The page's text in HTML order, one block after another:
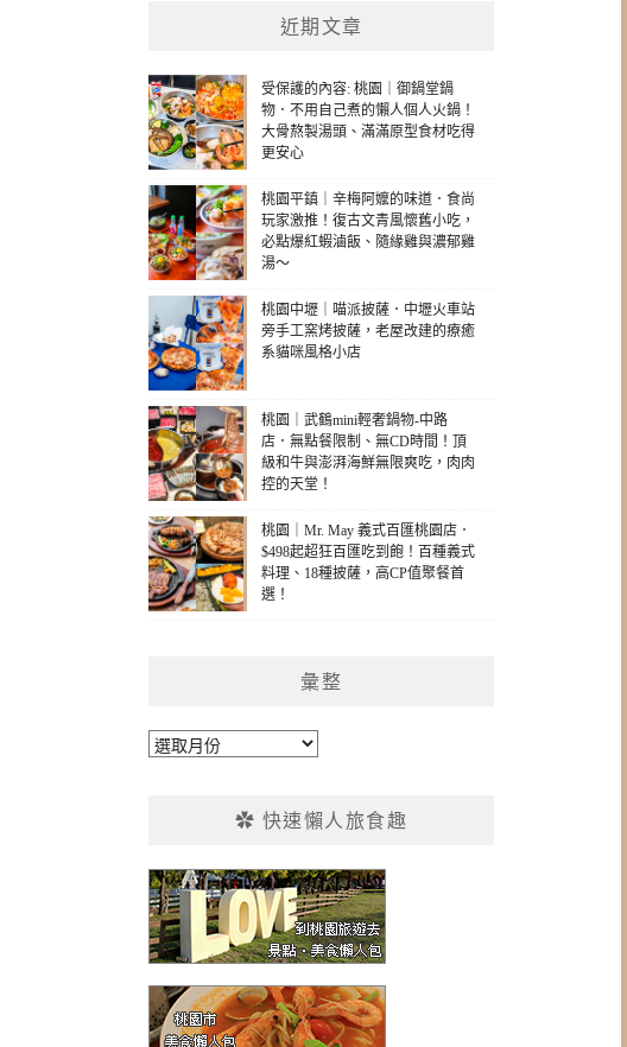
近期文章
受保護的內容: 桃園｜御鍋堂鍋
物．不用自己煮的懶人個人火鍋！
大骨熬製湯頭、滿滿原型食材吃得
更安心
桃園平鎮｜辛梅阿嬤的味道．食尚
玩家激推！復古文青風懷舊小吃，
必點爆紅蝦滷飯、隨緣雞與濃郁雞
湯～
桃園中壢｜喵派披薩．中壢火車站
旁手工窯烤披薩，老屋改建的療癒
系貓咪風格小店
桃園｜武鶴mini輕奢鍋物-中路
店．無點餐限制、無CD時間！頂
級和牛與澎湃海鮮無限爽吃，肉肉
控的天堂！
桃園｜Mr. May 義式百匯桃園店．
$498起超狂百匯吃到飽！百種義式
料理、18種披薩，高CP值聚餐首
選！
彙整
彙
✿ 快速懶人旅食趣